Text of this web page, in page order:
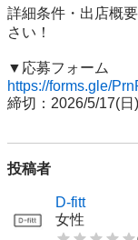
詳細条件・出店概
さい！
https://forms.gle/
締切：2026/5/17(日
投稿者
D-fitt
女性